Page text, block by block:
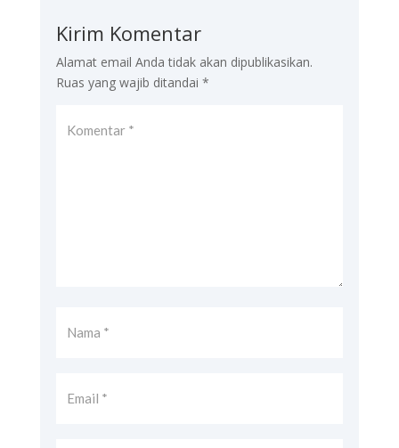
Kirim Komentar
Alamat email Anda tidak akan dipublikasikan.
Ruas yang wajib ditandai *